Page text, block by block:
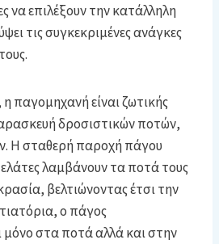
να επιλέξουν την κατάλληλη
τις συγκεκριμένες ανάγκες
παγομηχανή είναι ζωτικής
δροσιστικών ποτών,
Η σταθερή παροχή πάγου
λαμβάνουν τα ποτά τους
βελτιώνοντας έτσι την
ο πάγος
μόνο στα ποτά αλλά και στην